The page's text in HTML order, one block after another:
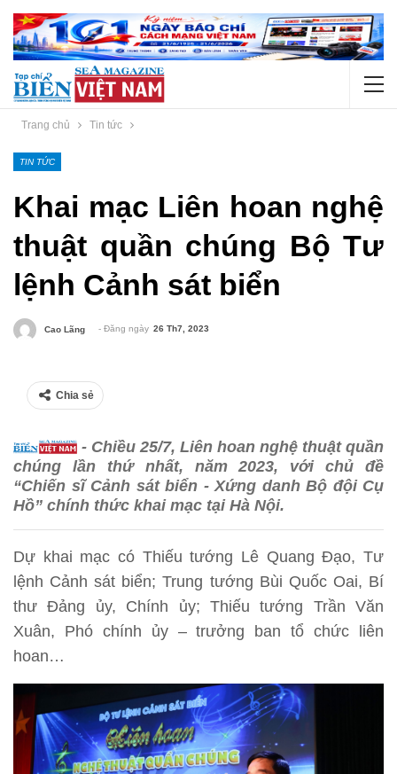
Trang chủ Tin tức
TIN TỨC
Khai mạc Liên hoan nghệ
thuật quần chúng Bộ Tư
lệnh Cảnh sát biển
Cao Lãng - Đăng ngày 26 Th7, 2023
Chia sẻ
- Chiều 25/7, Liên hoan nghệ thuật quần
chúng lần thứ nhất, năm 2023, với chủ đề
“Chiến sĩ Cảnh sát biển - Xứng danh Bộ đội Cụ
Hồ” chính thức khai mạc tại Hà Nội.
Dự khai mạc có Thiếu tướng Lê Quang Đạo, Tư
lệnh Cảnh sát biển; Trung tướng Bùi Quốc Oai, Bí
thư Đảng ủy, Chính ủy; Thiếu tướng Trần Văn
Xuân, Phó chính ủy – trưởng ban tổ chức liên
hoan…